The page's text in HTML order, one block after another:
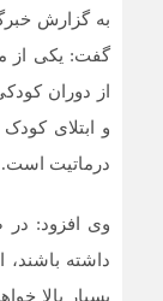
تولید فصل دوم
آغاز رویدادهای
عروسکی
رونمایی از
ساعته رونمایی شد
به گزارش
گفت‌: یکی از
از دوران
و ابتلای
درماتیت است.
وی افزود: در
داشته
بسیار بالا